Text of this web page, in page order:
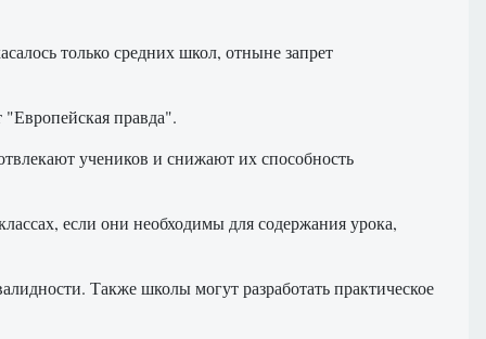
только средних школ, отныне запрет
"Европейская правда".
учеников и снижают их способность
если они необходимы для содержания урока,
Также школы могут разработать практическое